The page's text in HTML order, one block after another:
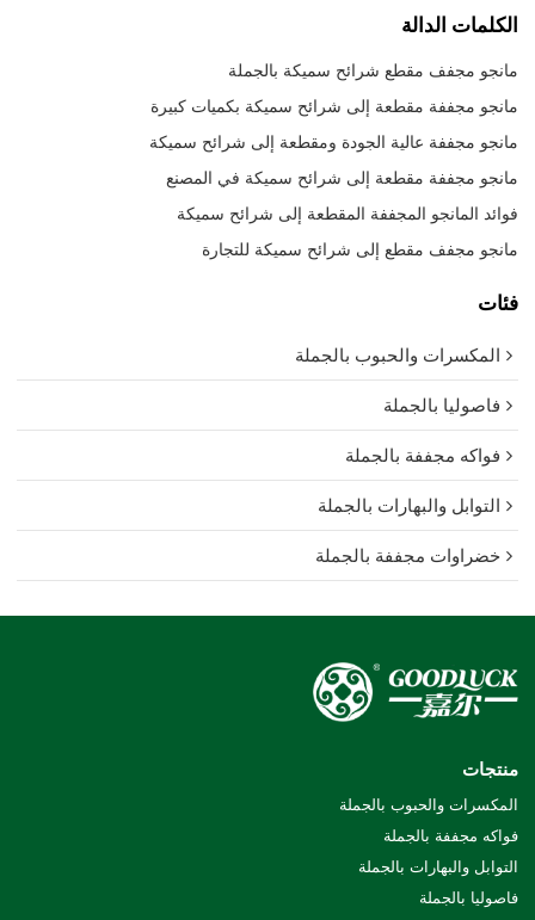
الكلمات الدالة
مانجو مجفف مقطع شرائح سميكة بالجملة
مانجو مجففة مقطعة إلى شرائح سميكة بكميات كبيرة
مانجو مجففة عالية الجودة ومقطعة إلى شرائح سميكة
مانجو مجففة مقطعة إلى شرائح سميكة في المصنع
فوائد المانجو المجففة المقطعة إلى شرائح سميكة
مانجو مجفف مقطع إلى شرائح سميكة للتجارة
فئات
المكسرات والحبوب بالجملة
فاصوليا بالجملة
فواكه مجففة بالجملة
التوابل والبهارات بالجملة
خضراوات مجففة بالجملة
منتجات
المكسرات والحبوب بالجملة
فواكه مجففة بالجملة
التوابل والبهارات بالجملة
فاصوليا بالجملة